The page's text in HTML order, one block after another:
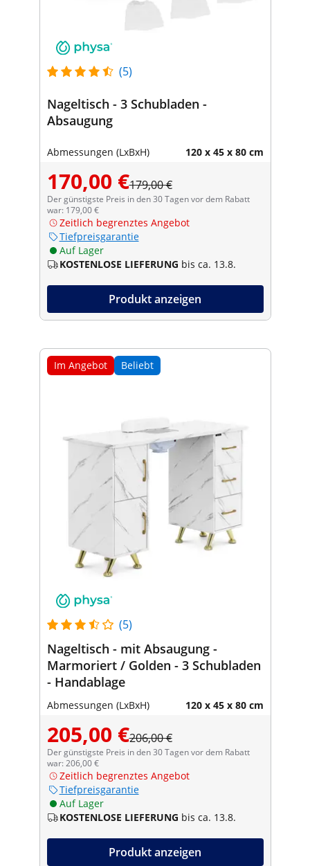
(5)
Nageltisch - 3 Schubladen -
Absaugung
Abmessungen (LxBxH) 120 x 45 x 80 cm
170,00 €179,00 €
Der günstigste Preis in den 30 Tagen vor dem Rabatt
war: 179,00 €
Zeitlich begrenztes Angebot
Tiefpreisgarantie
Auf Lager
KOSTENLOSE LIEFERUNG bis ca. 13.8.
Produkt anzeigen
Im Angebot Beliebt
(5)
Nageltisch - mit Absaugung -
Marmoriert / Golden - 3 Schubladen
- Handablage
Abmessungen (LxBxH) 120 x 45 x 80 cm
205,00 €206,00 €
Der günstigste Preis in den 30 Tagen vor dem Rabatt
war: 206,00 €
Zeitlich begrenztes Angebot
Tiefpreisgarantie
Auf Lager
KOSTENLOSE LIEFERUNG bis ca. 13.8.
Produkt anzeigen